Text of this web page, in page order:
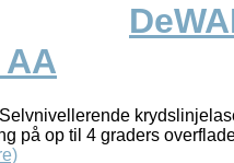
på op til 4 graders